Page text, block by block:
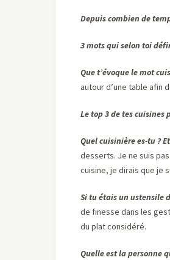
Depuis combien de
3 mots qui selon toi
Que t’évoque le mot
autour d’une table afin
Le top 3 de tes cuisines
Quel cuisinière es-tu ?
desserts. Je ne suis
cuisine, je dirais que je
Si tu étais un ustensile
de finesse dans les
du plat considéré.
Quelle est la personne